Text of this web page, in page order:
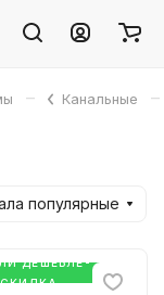
– Канальные –
популярные
ДЕШЕВЛЕ-
СКИДКА